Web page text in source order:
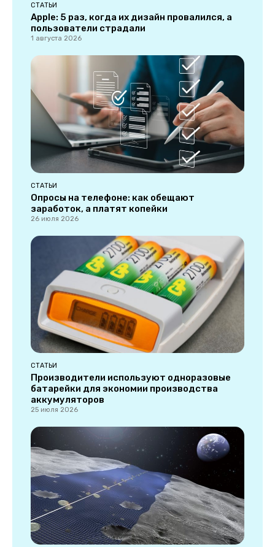
СТАТЬИ
Apple: 5 раз, когда их дизайн провалился, а
пользователи страдали
1 августа 2026
СТАТЬИ
Опросы на телефоне: как обещают
заработок, а платят копейки
26 июля 2026
СТАТЬИ
Производители используют одноразовые
батарейки для экономии производства
аккумуляторов
25 июля 2026